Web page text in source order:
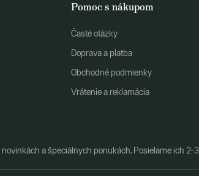
Pomoc s nákupom
Časté otázky
Doprava a platba
Obchodné podmienky
Vrátenie a reklamácia
a špeciálnych ponukách. Posielame ich 2-